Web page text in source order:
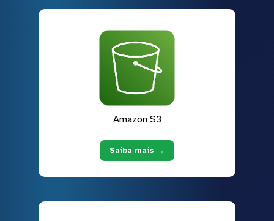
Amazon S3
Saiba mais →